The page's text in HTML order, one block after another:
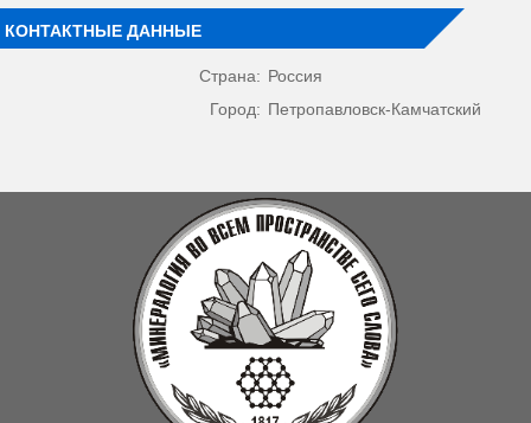
КОНТАКТНЫЕ ДАННЫЕ
Страна: Россия
Город: Петропавловск-Камчатский